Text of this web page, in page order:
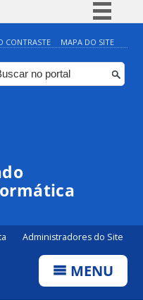
Simplifique!
Comunica BR
Participe
CONTRASTE MAPA DO SITE
Administradores do Site
MENU